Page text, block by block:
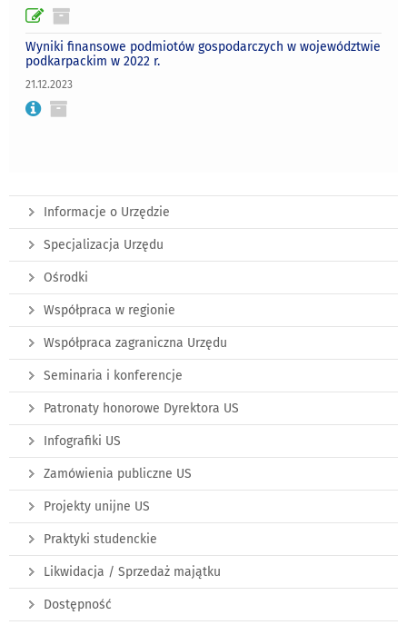
Wyniki finansowe podmiotów gospodarczych w województwie
podkarpackim w 2022 r.
21.12.2023
Informacje o Urzędzie
Specjalizacja Urzędu
Ośrodki
Współpraca w regionie
Współpraca zagraniczna Urzędu
Seminaria i konferencje
Patronaty honorowe Dyrektora US
Infografiki US
Zamówienia publiczne US
Projekty unijne US
Praktyki studenckie
Likwidacja / Sprzedaż majątku
Dostępność